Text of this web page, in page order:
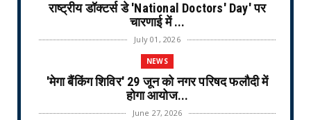
राष्ट्रीय डॉक्टर्स डे 'National Doctors' Day' पर
चारणाई में ...
July 01, 2026
NEWS
'मेगा बैंकिंग शिविर' 29 जून को नगर परिषद फलौदी में
होगा आयोज...
June 27, 2026